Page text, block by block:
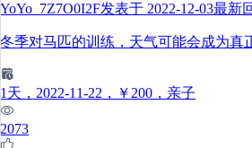
YoYo_7Z7O0I2F发表于 2022-12-03最新
冬季对马匹的训练，天气可能会成为
1 天 ，2022-11-22 ，￥200 ，亲子
2073